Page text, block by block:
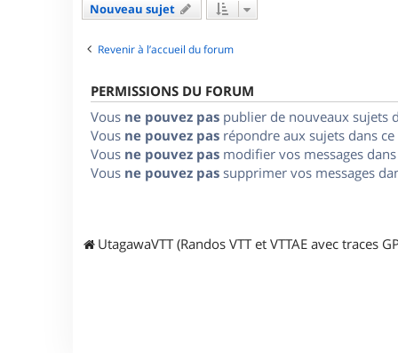
Nouveau sujet
Revenir à l’accueil du forum
PERMISSIONS DU FORUM
Vous ne pouvez pas publier de nouveaux sujets
Vous ne pouvez pas répondre aux sujets dans
Vous ne pouvez pas modifier vos messages
Vous ne pouvez pas supprimer vos messages
UtagawaVTT (Randos VTT et VTTAE avec traces